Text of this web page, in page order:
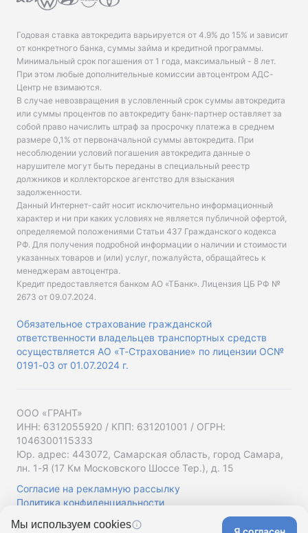
Годовая ставка автокредита варьируется от 4.9% до 15% и зависит
от конкретного банка, суммы займа и кредитной программы.
Минимальный срок погашения от 1 года, максимальный - 8 лет.
При этом любые дополнительные комиссии автоцентром АДС-
Центр не взимаются.
В случае невозвращения в условленный срок суммы автокредита
или суммы процентов по автокредиту банк-партнер оставляет за
собой право начислить штраф за просрочку платежа в среднем
размере 0,1% от первоначальной суммы автокредита. При
несоблюдении условий погашения автокредита данные о
нарушителе могут быть переданы в специальный реестр
должников и коллекторское агентство для взыскания
задолженности.
Данный Интернет-сайт носит исключительно информационный
характер и ни при каких условиях не является публичной офертой,
определяемой положениями Статьи 437 Гражданского кодекса
РФ. Для получения подробной информации о наличии и стоимости
указанных товаров и (или) услуг, пожалуйста, обращайтесь к
менеджерам автоцентра.
Кредит предоставляется банком АО «ТБанк». Лицензия ЦБ РФ №
2673 от 09.07.2024.
Обязательное страхование гражданской
ответственности владельцев транспортных средств
осуществляется АО «Т-Страхование» по лицензии ОС№
0191-03 от 01.07.2024 г.
ООО «ГРАНТ»
ИНН: 6312055920 / КПП: 631201001 / ОГРН:
1046300115333
Юр. адрес: 443072, Самарская область, город Самара,
лн. 1-Я (17 Км Московского Шоссе Тер.), д. 15
Согласие на рекламную рассылку
Политика конфиденциальности
Мы используем cookies